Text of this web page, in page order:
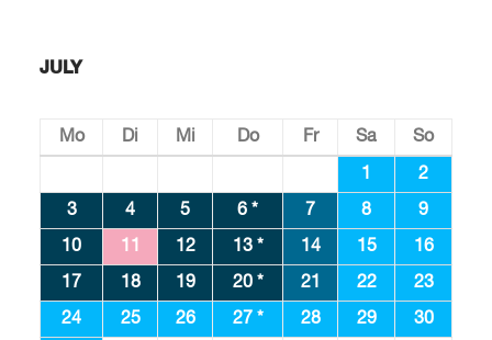
JULY
Mo Di Mi Do Fr Sa So
1 2
3 4 5 6 * 7 8 9
10 11 12 13 * 14 15 16
17 18 19 20 * 21 22 23
24 25 26 27 * 28 29 30